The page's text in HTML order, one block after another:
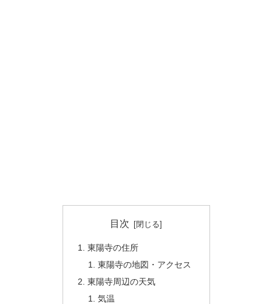
目次
東陽寺の住所
東陽寺の地図・アクセス
東陽寺周辺の天気
気温